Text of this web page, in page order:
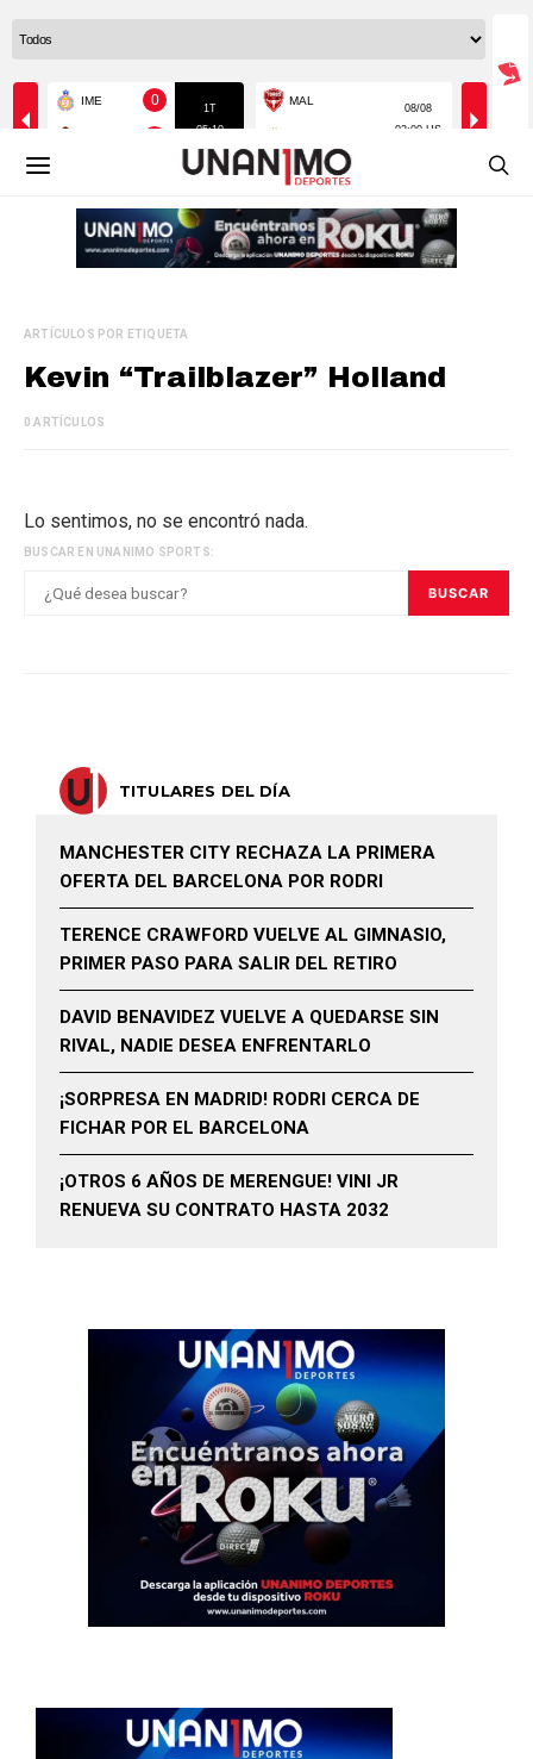
ARTÍCULOS POR ETIQUETA
Kevin “Trailblazer” Holland
0 ARTÍCULOS
Lo sentimos, no se encontró nada.
BUSCAR EN UNANIMO SPORTS:
BUSCAR
TITULARES DEL DÍA
MANCHESTER CITY RECHAZA LA PRIMERA
OFERTA DEL BARCELONA POR RODRI
TERENCE CRAWFORD VUELVE AL GIMNASIO,
PRIMER PASO PARA SALIR DEL RETIRO
DAVID BENAVIDEZ VUELVE A QUEDARSE SIN
RIVAL, NADIE DESEA ENFRENTARLO
¡SORPRESA EN MADRID! RODRI CERCA DE
FICHAR POR EL BARCELONA
¡OTROS 6 AÑOS DE MERENGUE! VINI JR
RENUEVA SU CONTRATO HASTA 2032